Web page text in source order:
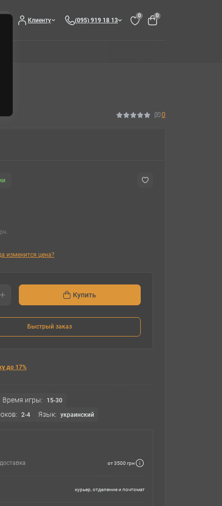
Клиенту (095) 919 18 13
0 0
0
изменится цена?
Купить
Быстрый заказ
до 17%
Время игры: 15-30
2-4 Язык: украинский
от 3500 грн
курьер, отделение и почтомат